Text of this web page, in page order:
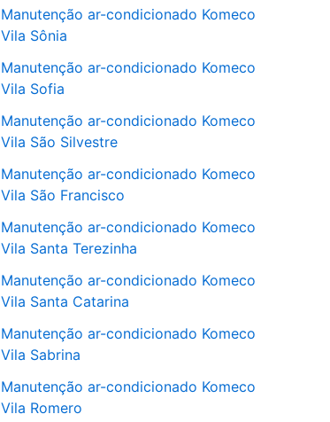
Manutenção ar-condicionado Komeco
Vila Sônia
Manutenção ar-condicionado Komeco
Vila Sofia
Manutenção ar-condicionado Komeco
Vila São Silvestre
Manutenção ar-condicionado Komeco
Vila São Francisco
Manutenção ar-condicionado Komeco
Vila Santa Terezinha
Manutenção ar-condicionado Komeco
Vila Santa Catarina
Manutenção ar-condicionado Komeco
Vila Sabrina
Manutenção ar-condicionado Komeco
Vila Romero